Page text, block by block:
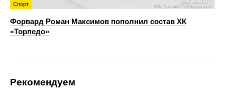
Спорт
Форвард Роман Максимов пополнил состав ХК
«Торпедо»
Рекомендуем